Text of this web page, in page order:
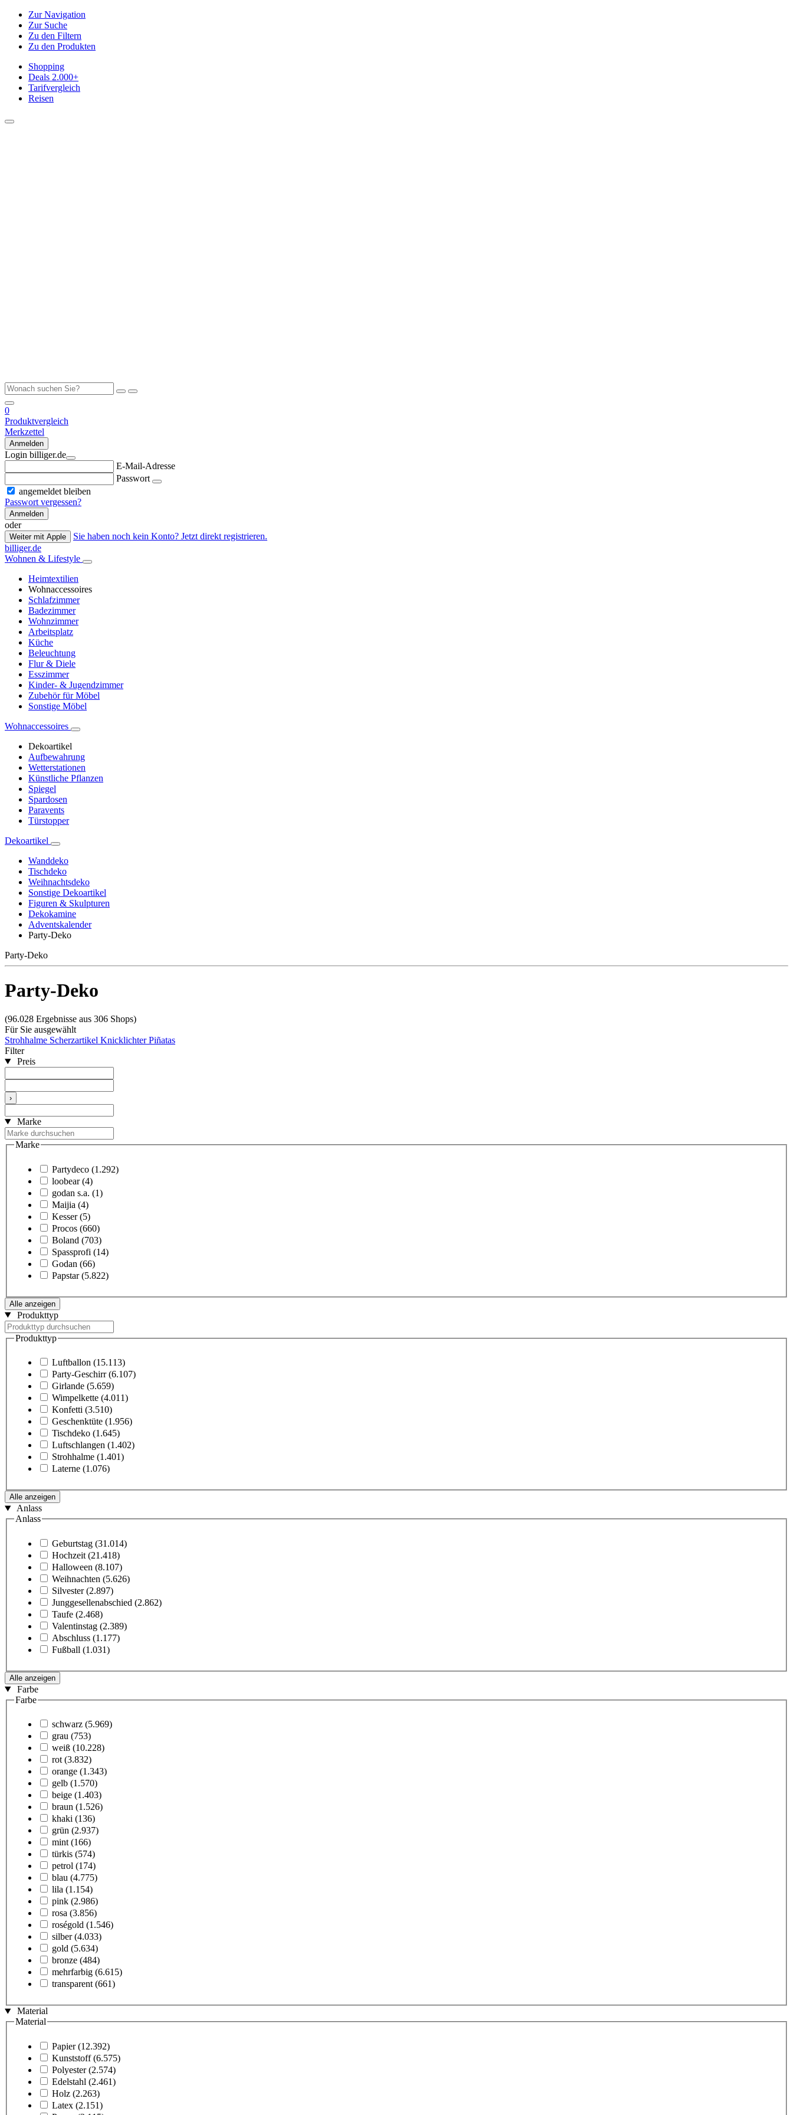
Zur Navigation
Zur Suche
Zu den Filtern
Zu den Produkten
Shopping
Deals 2.000+
Tarifvergleich
Reisen
0
Produktvergleich
Merkzettel
Anmelden
Login billiger.de
E-Mail-Adresse
Passwort
angemeldet bleiben
Passwort vergessen?
Anmelden
oder
Weiter mit Apple
Sie haben noch kein Konto? Jetzt direkt registrieren.
billiger.de
Wohnen & Lifestyle
Heimtextilien
Wohnaccessoires
Schlafzimmer
Badezimmer
Wohnzimmer
Arbeitsplatz
Küche
Beleuchtung
Flur & Diele
Esszimmer
Kinder- & Jugendzimmer
Zubehör für Möbel
Sonstige Möbel
Wohnaccessoires
Dekoartikel
Aufbewahrung
Wetterstationen
Künstliche Pflanzen
Spiegel
Spardosen
Paravents
Türstopper
Dekoartikel
Wanddeko
Tischdeko
Weihnachtsdeko
Sonstige Dekoartikel
Figuren & Skulpturen
Dekokamine
Adventskalender
Party-Deko
Party-Deko
Party-Deko
(96.028 Ergebnisse aus 306 Shops)
Für Sie ausgewählt
Strohhalme Scherzartikel KnicklichterPiñatas
Filter
Preis
›
Marke
Marke
Partydeco (1.292)
loobear (4)
godan s.a. (1)
Maijia (4)
Kesser (5)
Procos (660)
Boland (703)
Spassprofi (14)
Godan (66)
Papstar (5.822)
Alle anzeigen
Produkttyp
Produkttyp
Luftballon (15.113)
Party-Geschirr (6.107)
Girlande (5.659)
Wimpelkette (4.011)
Konfetti (3.510)
Geschenktüte (1.956)
Tischdeko (1.645)
Luftschlangen (1.402)
Strohhalme (1.401)
Laterne (1.076)
Alle anzeigen
Anlass
Anlass
Geburtstag (31.014)
Hochzeit (21.418)
Halloween (8.107)
Weihnachten (5.626)
Silvester (2.897)
Junggesellenabschied (2.862)
Taufe (2.468)
Valentinstag (2.389)
Abschluss (1.177)
Fußball (1.031)
Alle anzeigen
Farbe
Farbe
schwarz (5.969)
grau (753)
weiß (10.228)
rot (3.832)
orange (1.343)
gelb (1.570)
beige (1.403)
braun (1.526)
khaki (136)
grün (2.937)
mint (166)
türkis (574)
petrol (174)
blau (4.775)
lila (1.154)
pink (2.986)
rosa (3.856)
roségold (1.546)
silber (4.033)
gold (5.634)
bronze (484)
mehrfarbig (6.615)
transparent (661)
Material
Material
Papier (12.392)
Kunststoff (6.575)
Polyester (2.574)
Edelstahl (2.461)
Holz (2.263)
Latex (2.151)